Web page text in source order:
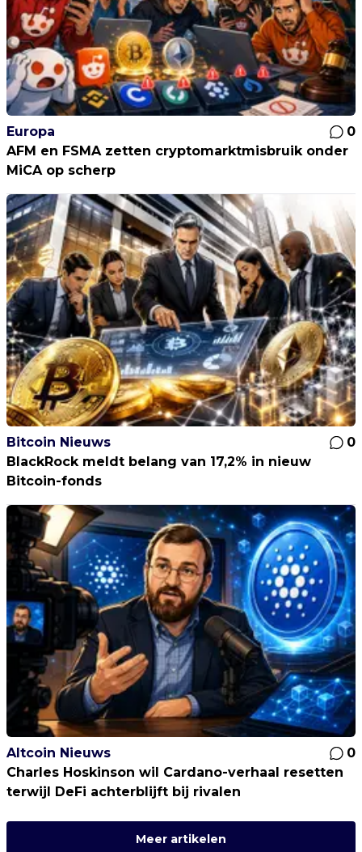
Europa
0
AFM en FSMA zetten cryptomarktmisbruik onder
MiCA op scherp
Bitcoin Nieuws
0
BlackRock meldt belang van 17,2% in nieuw
Bitcoin-fonds
Altcoin Nieuws
0
Charles Hoskinson wil Cardano-verhaal resetten
terwijl DeFi achterblijft bij rivalen
Meer artikelen